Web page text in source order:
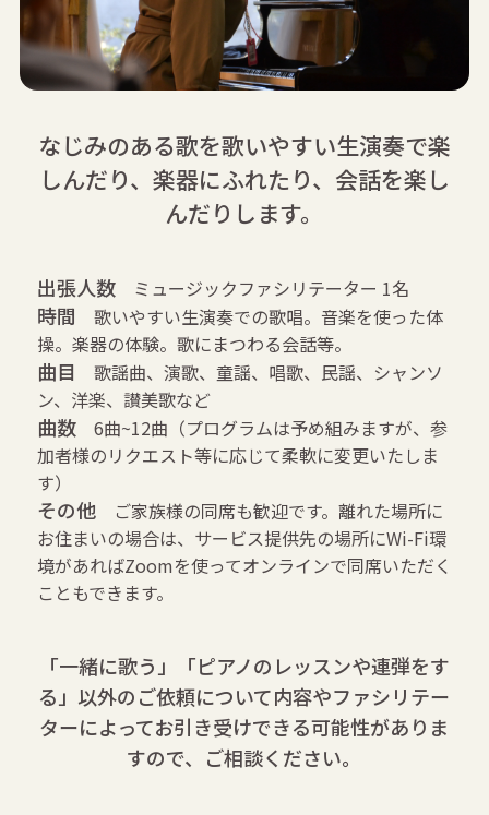
なじみのある歌を歌いやすい生演奏で楽
しんだり、楽器にふれたり、会話を楽し
んだりします。
出張人数ミュージックファシリテーター 1名
時間 歌いやすい生演奏での歌唱。音楽を使った体
操。楽器の体験。歌にまつわる会話等。
曲目 歌謡曲、演歌、童謡、唱歌、民謡、シャンソ
ン、洋楽、讃美歌など
曲数6曲~12曲（プログラムは予め組みますが、参
加者様のリクエスト等に応じて柔軟に変更いたしま
す）
その他ご家族様の同席も歓迎です。離れた場所に
お住まいの場合は、サービス提供先の場所にWi-Fi環
境があればZoomを使ってオンラインで同席いただく
こともできます。
「一緒に歌う」「ピアノのレッスンや連弾をす
る」以外のご依頼について内容やファシリテー
ターによってお引き受けできる可能性がありま
すので、ご相談ください。